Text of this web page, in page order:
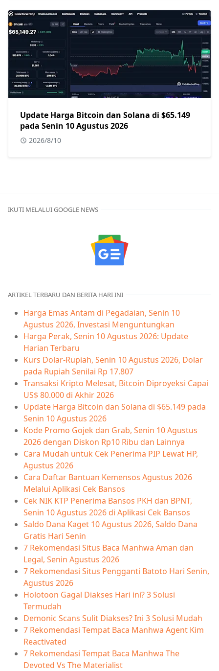
Update Harga Bitcoin dan Solana di $65.149
pada Senin 10 Agustus 2026
2026/8/10
IKUTI MELALUI GOOGLE NEWS
ARTIKEL TERBARU DAN BERITA HARI INI
Harga Emas Antam di Pegadaian, Senin 10
Agustus 2026, Investasi Menguntungkan
Harga Perak, Senin 10 Agustus 2026: Update
Harian Terbaru
Kurs Dolar-Rupiah, Senin 10 Agustus 2026, Dolar
pada Rupiah Senilai Rp 17.807
Transaksi Kripto Melesat, Bitcoin Diproyeksi Capai
US$ 80.000 di Akhir 2026
Update Harga Bitcoin dan Solana di $65.149 pada
Senin 10 Agustus 2026
Kode Promo Gojek dan Grab, Senin 10 Agustus
2026 dengan Diskon Rp10 Ribu dan Lainnya
Cara Mudah untuk Cek Penerima PIP Lewat HP,
Agustus 2026
Cara Daftar Bantuan Kemensos Agustus 2026
Melalui Aplikasi Cek Bansos
Cek NIK KTP Penerima Bansos PKH dan BPNT,
Senin 10 Agustus 2026 di Aplikasi Cek Bansos
Saldo Dana Kaget 10 Agustus 2026, Saldo Dana
Gratis Hari Senin
7 Rekomendasi Situs Baca Manhwa Aman dan
Legal, Senin Agustus 2026
7 Rekomendasi Situs Pengganti Batoto Hari Senin,
Agustus 2026
Holotoon Gagal Diakses Hari ini? 3 Solusi
Termudah
Demonic Scans Sulit Diakses? Ini 3 Solusi Mudah
7 Rekomendasi Tempat Baca Manhwa Agent Kim
Reactivated
7 Rekomendasi Tempat Baca Manhwa The
Devoted Vs The Materialist